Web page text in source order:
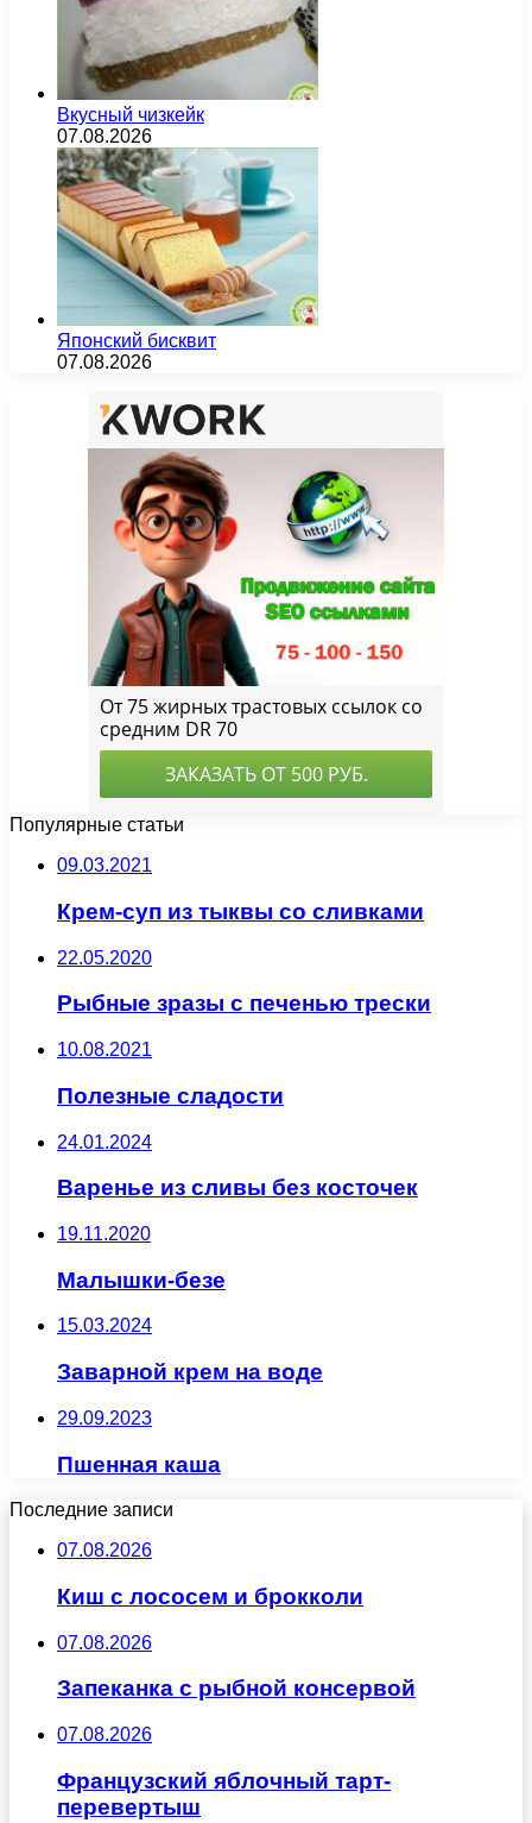
Вкусный чизкейк
07.08.2026
Японский бисквит
07.08.2026
Популярные статьи
09.03.2021
Крем-суп из тыквы со сливками
22.05.2020
Рыбные зразы с печенью трески
10.08.2021
Полезные сладости
24.01.2024
Варенье из сливы без косточек
19.11.2020
Малышки-безе
15.03.2024
Заварной крем на воде
29.09.2023
Пшенная каша
Последние записи
07.08.2026
Киш с лососем и брокколи
07.08.2026
Запеканка с рыбной консервой
07.08.2026
Французский яблочный тарт-
перевертыш